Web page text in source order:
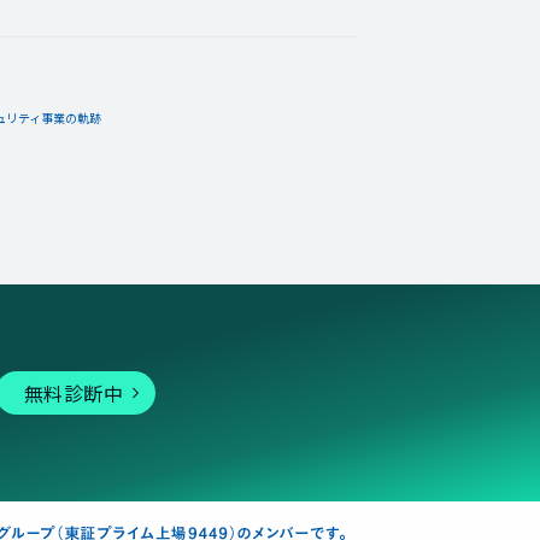
リティ事業の軌跡
無料診断中